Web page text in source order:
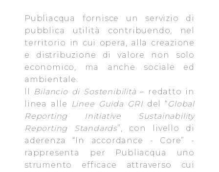
la navigazione sulle pagine e l'accesso alle aree
protette. In linea con le preferenze manifestate
dall’Utente e con i consensi dallo stesso prestati, i
cookie possono essere inoltre utilizzati per analizzare il
traffico sul nostro sito web, per personalizzare
contenuti ed annunci e per fornire funzionalità dei social
media, condividendo informazioni sul modo in cui
l’Utente utilizza il nostro sito con i nostri partner. Tali
soggetti, che si occupano di analisi dei dati web,
pubblicità e social media, potrebbero combinare le
informazioni ricevute con altre informazioni che l’Utente
loro servizi.
Publiacqua fornisce un servizio di
pubblica utilità contribuendo, nel
territorio in cui opera, alla creazione
e distribuzione di valore non solo
economico, ma anche sociale ed
ambientale.
Bilancio di Sostenibilità – redatto in
linea alle
Linee Guida GRI del “Global
Reporting Initiative Sustainability
Reporting Standards”, con livello di
aderenza “In accordance - Core” -
rappresenta per Publiacqua uno
strumento efficace attraverso cui